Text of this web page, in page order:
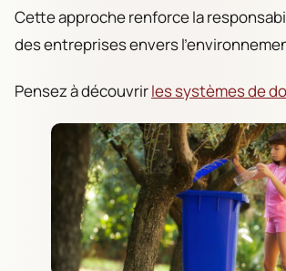
Cette approche renforce la
des entreprises envers
Pensez à découvrirles systèmes de